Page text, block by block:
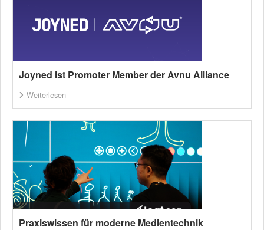
Joyned ist Promoter Member der Avnu Alliance
Weiterlesen
Praxiswissen für moderne Medientechnik